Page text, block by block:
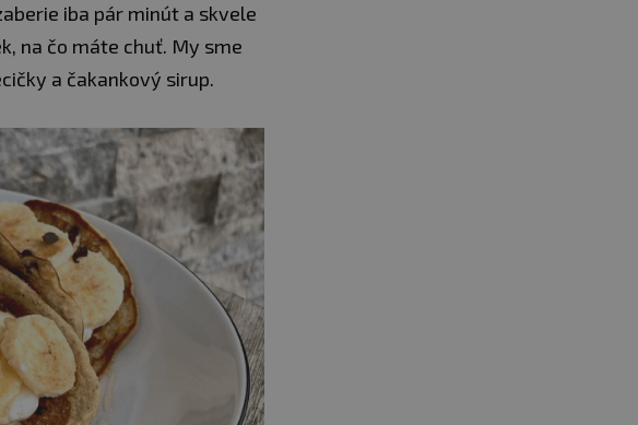
iba pár minút a skvele
na čo máte chuť. My sme
a čakankový sirup.